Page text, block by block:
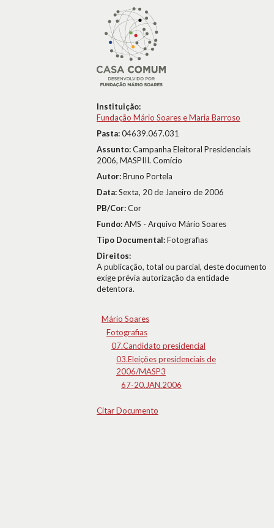
Instituição:
Fundação Mário Soares e Maria Barroso
Pasta:04639.067.031
Assunto:Campanha Eleitoral Presidenciais
2006, MASPIII. Comício
Autor:Bruno Portela
Data:Sexta, 20 de Janeiro de 2006
PB/Cor:Cor
Fundo:AMS - Arquivo Mário Soares
Tipo Documental:Fotografias
Direitos:
A publicação, total ou parcial, deste documento
exige prévia autorização da entidade
detentora.
Mário Soares
Fotografias
07.Candidato presidencial
03.Eleições presidenciais de
2006/MASP3
67-20.JAN.2006
Citar Documento